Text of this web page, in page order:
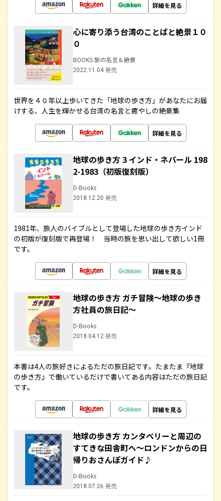
詳細を見る
心に寄り添う台湾のことばと絶景１０
０
BOOKS 旅の名言＆絶景
2022.11.04 発売
世界を４０年以上歩いてきた「地球の歩き方」があなたにお届
けする、人生を輝かせる台湾の名言と癒やしの絶景集
詳細を見る
地球の歩き方 3 インド・ネパール 198
2-1983（初版復刻版）
D-Books
2018.12.20 発売
1981年、旅人のバイブルとして登場した地球の歩き方インド
の初版が復刻版で再登場！ 当時の旅を思い出して欲しい1冊
です。
詳細を見る
地球の歩き方 ガチ冒険～地球の歩き
方社員の旅日記～
D-Books
2018.04.12 発売
本書は4人の旅好きによるただの旅日記です。たまたま『地球
の歩き方』で働いているだけで書いてある内容はただの旅日記
です。
詳細を見る
地球の歩き方 カンタベリーと周辺の
すてきな田舎町へ～ロンドンからの日
帰りおさんぽガイド♪
D-Books
2018.07.26 発売